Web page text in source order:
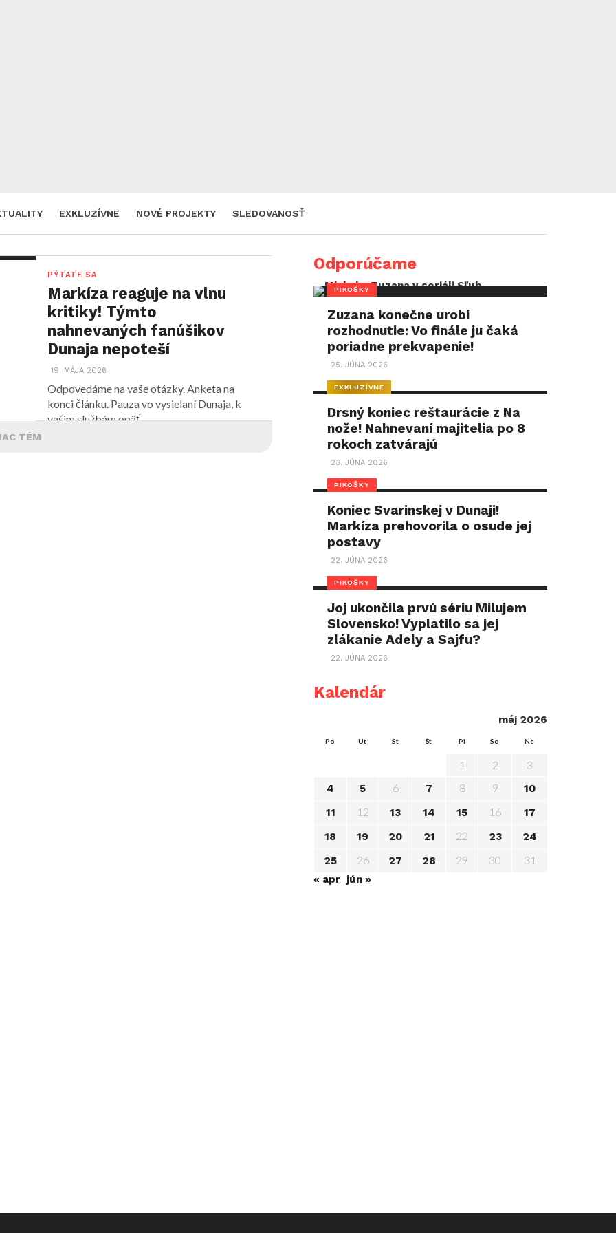
EXKLUZÍVNE NOVÉ PROJEKTY SLEDOVANOSŤ
PÝTATE SA
Markíza reaguje na vlnu
kritiky! Týmto
nahnevaných fanúšikov
Dunaja nepoteší
19. MÁJA 2026
Odpovedáme na vaše otázky. Anketa na
konci článku. Pauza vo vysielaní Dunaja, k
vašim službám opäť...
TÉM
Odporúčame
PIKOŠKY
Zuzana konečne urobí
rozhodnutie: Vo finále ju čaká
poriadne prekvapenie!
25. JÚNA 2026
EXKLUZÍVNE
Drsný koniec reštaurácie z Na
nože! Nahnevaní majitelia po 8
rokoch zatvárajú
23. JÚNA 2026
PIKOŠKY
Koniec Svarinskej v Dunaji!
Markíza prehovorila o osude jej
postavy
22. JÚNA 2026
PIKOŠKY
Joj ukončila prvú sériu Milujem
Slovensko! Vyplatilo sa jej
zlákanie Adely a Sajfu?
22. JÚNA 2026
Kalendár
máj 2026
Po Ut St Št Pi So Ne
1 2 3
4 5 6 7 8 9
10
11
12 13 14 15 16
17
18
19 20 21 22 23
24
25
26 27 28 29 30 31
« apr jún »